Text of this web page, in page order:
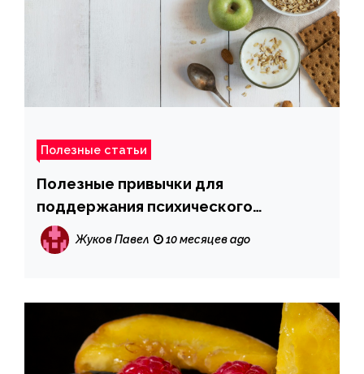
Полезные статьи
Полезные привычки для
поддержания психического
здоровья: советы специалистов
Жуков Павел 10 месяцев ago